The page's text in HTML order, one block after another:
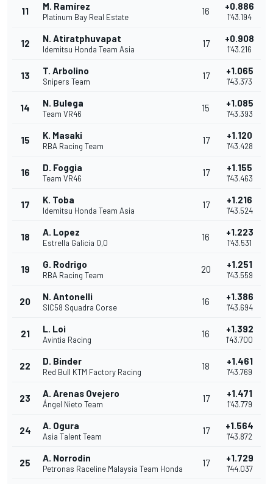
11 M. Ramírez
Platinum Bay Real Estate
16 +0.886
1'43.194
12 N. Atiratphuvapat
Idemitsu Honda Team Asia
17 +0.908
1'43.216
13 T. Arbolino
Snipers Team
17 +1.065
1'43.373
14 N. Bulega
Team VR46
15 +1.085
1'43.393
15 K. Masaki
RBA Racing Team
17 +1.120
1'43.428
16 D. Foggia
Team VR46
17 +1.155
1'43.463
17 K. Toba
Idemitsu Honda Team Asia
17 +1.216
1'43.524
18 A. Lopez
Estrella Galicia 0,0
16 +1.223
1'43.531
19 G. Rodrigo
RBA Racing Team
20 +1.251
1'43.559
20 N. Antonelli
SIC58 Squadra Corse
16 +1.386
1'43.694
21 L. Loi
Avintia Racing
16 +1.392
1'43.700
22 D. Binder
Red Bull KTM Factory Racing
18 +1.461
1'43.769
23 A. Arenas Ovejero
Ángel Nieto Team
17 +1.471
1'43.779
24 A. Ogura
Asia Talent Team
17 +1.564
1'43.872
25 A. Norrodin
Petronas Raceline Malaysia Team Honda
17 +1.729
1'44.037